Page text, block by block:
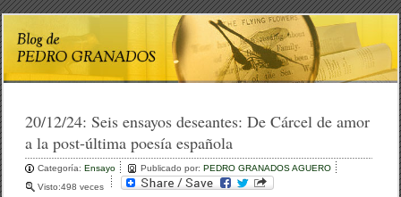
20/12/24:Seis ensayos deseantes: De Cárcel de amor
a la post-última poesía española
Categoría:Ensayo Publicado por:PEDRO GRANADOS AGUERO
Visto:498 veces